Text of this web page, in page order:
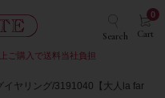
Search Cart
0
ご購入で送料当社負担
ヤリング/3191040【大人la far